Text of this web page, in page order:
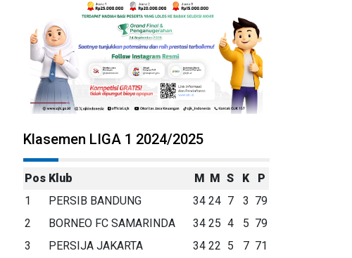
Klasemen LIGA 1 2024/2025
Pos Klub M M S K
P
1
PERSIB BANDUNG 34 24 7 3 79
2
BORNEO FC SAMARINDA 34 25 4 5 79
3
PERSIJA JAKARTA 34 22 5 7 71